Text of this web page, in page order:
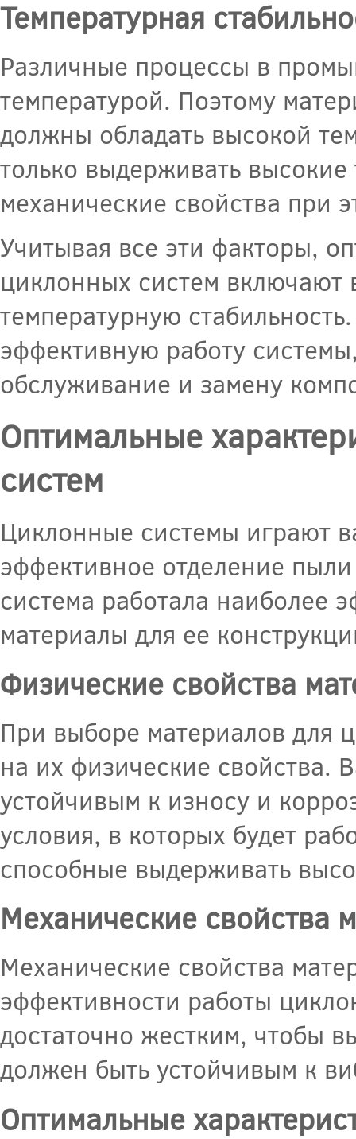
Температурная
Различные процессы в
температурой. Поэтому
должны обладать высокой
только выдерживать
механические свойства при
Учитывая все эти факторы,
циклонных систем включают
температурную
эффективную работу
обслуживание и замену
Оптимальные
систем
Циклонные системы играют
эффективное отделение
система работала наиболее
материалы для ее
Физические свойства
При выборе материалов для
на их физические
устойчивым к износу и
условия, в которых будет
способные выдерживать
Механические свойства
Механические свойства
эффективности работы
достаточно жестким, чтобы
должен быть устойчивым к
Оптимальные